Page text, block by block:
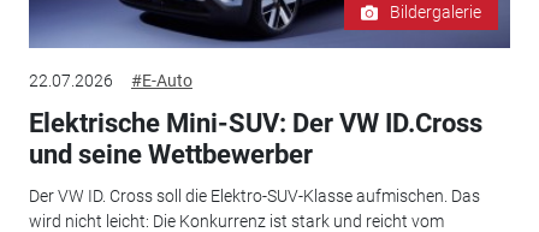
Bildergalerie
22.07.2026 #E-Auto
Elektrische Mini-SUV: Der VW ID.Cross
und seine Wettbewerber
Der VW ID. Cross soll die Elektro-SUV-Klasse aufmischen. Das
wird nicht leicht: Die Konkurrenz ist stark und reicht vom